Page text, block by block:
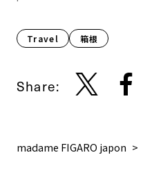
Travel 箱根
Share:
madame FIGARO japon